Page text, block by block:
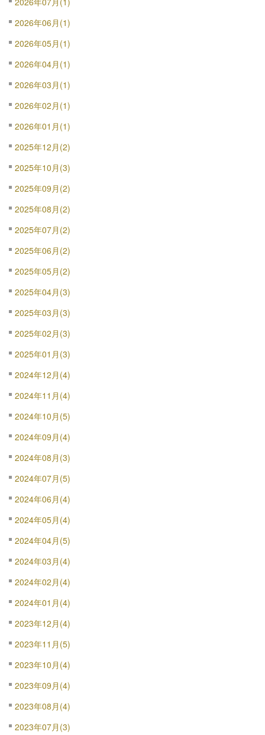
2026年06月(1)
2026年05月(1)
2026年04月(1)
2026年03月(1)
2026年02月(1)
2026年01月(1)
2025年12月(2)
2025年10月(3)
2025年09月(2)
2025年08月(2)
2025年07月(2)
2025年06月(2)
2025年05月(2)
2025年04月(3)
2025年03月(3)
2025年02月(3)
2025年01月(3)
2024年12月(4)
2024年11月(4)
2024年10月(5)
2024年09月(4)
2024年08月(3)
2024年07月(5)
2024年06月(4)
2024年05月(4)
2024年04月(5)
2024年03月(4)
2024年02月(4)
2024年01月(4)
2023年12月(4)
2023年11月(5)
2023年10月(4)
2023年09月(4)
2023年08月(4)
2023年07月(3)